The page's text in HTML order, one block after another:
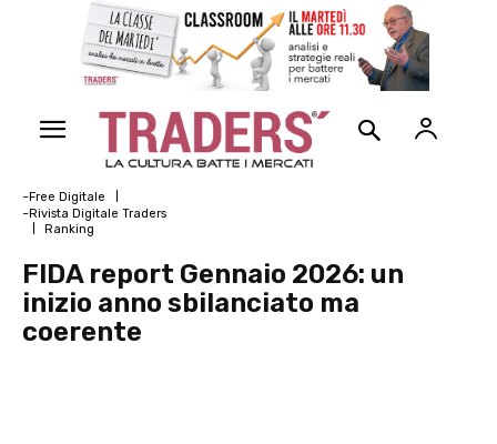
~Free Digitale
~Rivista Digitale Traders
Ranking
FIDA report Gennaio 2026: un
inizio anno sbilanciato ma
coerente